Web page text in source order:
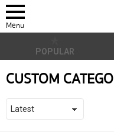
Menu
POPULAR
CUSTOM